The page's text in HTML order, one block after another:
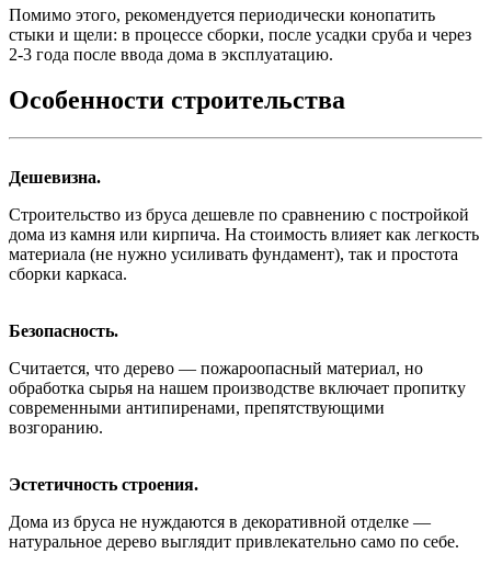
Помимо этого, рекомендуется периодически конопатить
стыки и щели: в процессе сборки, после усадки сруба и через
2-3 года после ввода дома в эксплуатацию.
Особенности строительства
Дешевизна.
Строительство из бруса дешевле по сравнению с постройкой
дома из камня или кирпича. На стоимость влияет как легкость
материала (не нужно усиливать фундамент), так и простота
сборки каркаса.
Безопасность.
Считается, что дерево — пожароопасный материал, но
обработка сырья на нашем производстве включает пропитку
современными антипиренами, препятствующими
возгоранию.
Эстетичность строения.
Дома из бруса не нуждаются в декоративной отделке —
натуральное дерево выглядит привлекательно само по себе.